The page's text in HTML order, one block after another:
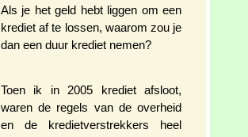
Als je het geld hebt liggen om een
krediet af te lossen, waarom zou je
dan een duur krediet nemen?
Toen ik in 2005 krediet afsloot,
waren de regels van de overheid
en de kredietverstrekkers heel